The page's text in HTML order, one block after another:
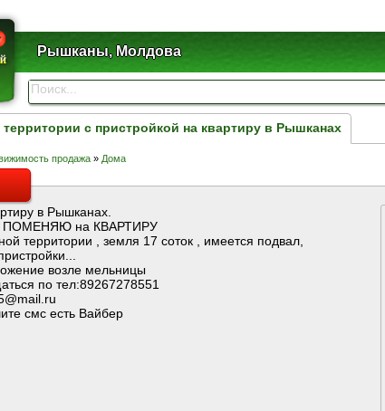
Рышканы, Молдова
с пристройкой на квартиру в Рышканах
продажа » Дома
в Рышканах.
на КВАРТИРУ
территории , земля 17 соток , имеется подвал,
возле мельницы
по тел:89267278551
смс есть Вайбер